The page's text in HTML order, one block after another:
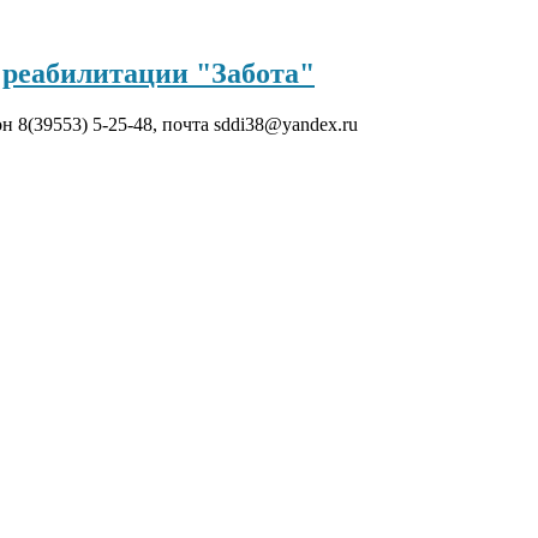
"Забота"
8(39553) 5-25-48, почта sddi38@yandex.ru